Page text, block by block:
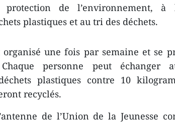
de l’environnement, à
plastiques et au tri des déchets.
une fois par semaine et se
personne peut échanger
plastiques contre 10
recyclés.
de l’Union de la Jeunesse